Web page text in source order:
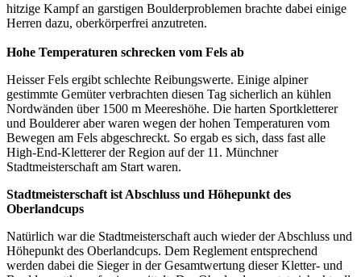
hitzige Kampf an garstigen Boulderproblemen brachte dabei einige
Herren dazu, oberkörperfrei anzutreten.
Hohe Temperaturen schrecken vom Fels ab
Heisser Fels ergibt schlechte Reibungswerte. Einige alpiner
gestimmte Gemüter verbrachten diesen Tag sicherlich an kühlen
Nordwänden über 1500 m Meereshöhe. Die harten Sportkletterer
und Boulderer aber waren wegen der hohen Temperaturen vom
Bewegen am Fels abgeschreckt. So ergab es sich, dass fast alle
High-End-Kletterer der Region auf der 11. Münchner
Stadtmeisterschaft am Start waren.
Stadtmeisterschaft ist Abschluss und Höhepunkt des
Oberlandcups
Natürlich war die Stadtmeisterschaft auch wieder der Abschluss und
Höhepunkt des Oberlandcups. Dem Reglement entsprechend
werden dabei die Sieger in der Gesamtwertung dieser Kletter- und